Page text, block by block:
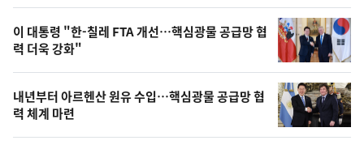
오
늘
의
사
진
이 대통령 "한-칠레 FTA 개선…핵심광물 공급망 협
력 더욱 강화"
내년부터 아르헨산 원유 수입…핵심광물 공급망 협
력 체계 마련